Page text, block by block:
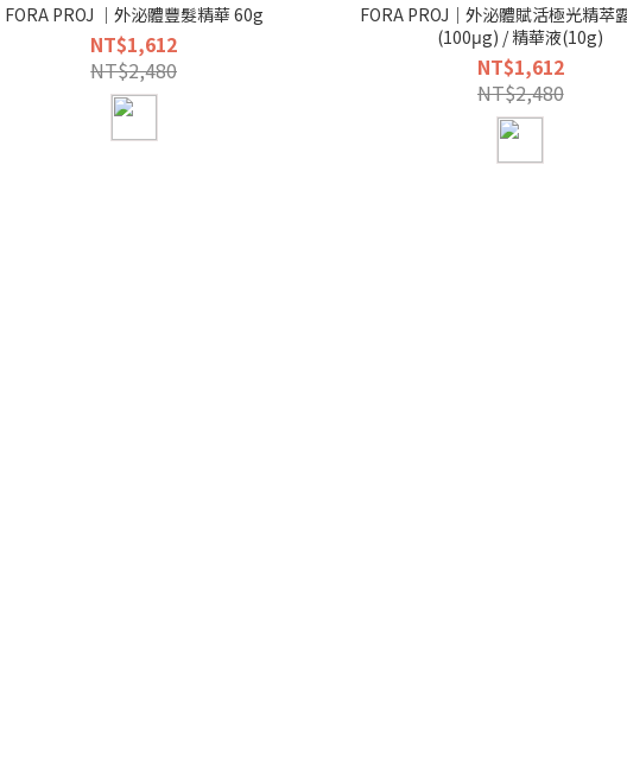
FORA PROJ ｜外泌體豐髮精華 60g
NT$1,612
NT$2,480
FORA PROJ｜外泌體賦活極光精萃
(100μg) / 精華液(10g)
NT$1,612
NT$2,480